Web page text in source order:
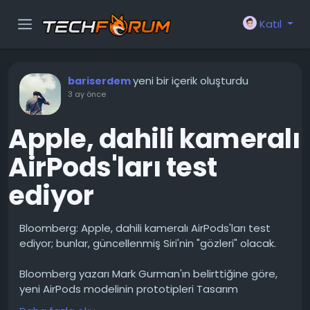
Katıl
bariserdemyeni bir içerik oluşturdu
3 ay önce
Apple, dahili kameralı
AirPods'ları test
ediyor
Bloomberg: Apple, dahili kameralı AirPods'ları test
ediyor; bunlar, güncellenmiş Siri'nin "gözleri" olacak.
Bloomberg yazarı Mark Gurman'ın belirttiğine göre,
yeni AirPods modelinin prototipleri Tasarım
Doğrulama Testi (DVT) aşamasında; tasarım ve